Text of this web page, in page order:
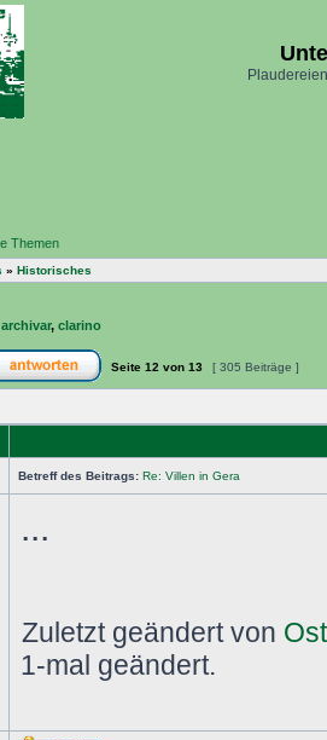
Themen
» Historisches
archivar, clarino
Seite 12 von 13 [ 305 Beiträge ]
Betreff des Beitrags: Re: Villen in Gera
...
Zuletzt geändert von
1-mal geändert.